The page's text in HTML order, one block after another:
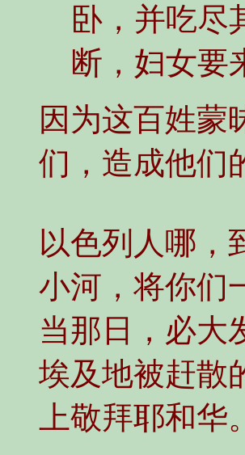
卧，并吃尽
断，妇女要
因为这百姓蒙
们，造成他们
以色列人哪，
小河，将你们
当那日，必大
埃及地被赶散
上敬拜耶和华。